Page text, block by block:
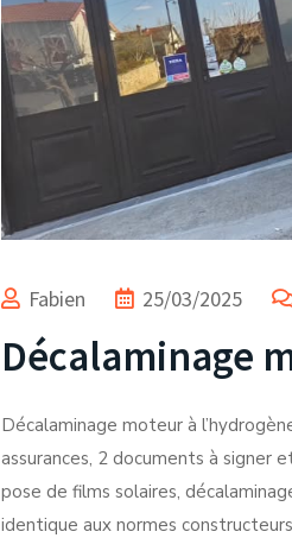
Fabien 25/03/2025
Décalaminage
Décalaminage moteur à
assurances, 2 documents à signer
pose de films solaires,
identique aux normes